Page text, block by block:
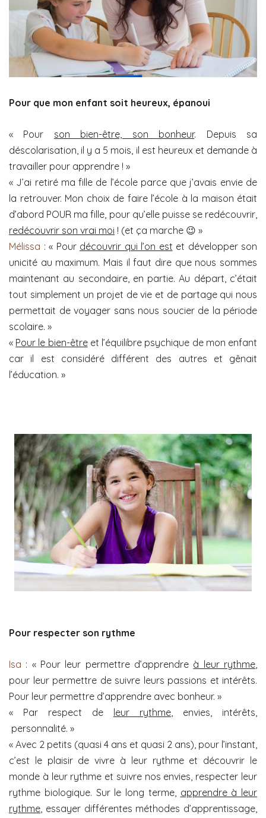
Pour que mon enfant soit heureux, épanoui
« Pour son bien-être, son bonheur. Depuis sa
déscolarisation, il y a 5 mois, il est heureux et demande à
travailler pour apprendre ! »
« J’ai retiré ma fille de l’école parce que j’avais envie de
la retrouver. Mon choix de faire l’école à la maison était
d’abord POUR ma fille, pour qu’elle puisse se redécouvrir,
redécouvrir son vrai moi ! (et ça marche 😉 »
Mélissa : « Pour découvrir qui l’on est et développer son
unicité au maximum. Mais il faut dire que nous sommes
maintenant au secondaire, en partie. Au départ, c’était
tout simplement un projet de vie et de partage qui nous
permettait de voyager sans nous soucier de la période
scolaire. »
« Pour le bien-êtreet l’équilibre psychique de mon enfant
car il est considéré différent des autres et gênait
l’éducation. »
Pour respecter son rythme
Isa : « Pour leur permettre d’apprendre à leur rythme,
pour leur permettre de suivre leurs passions et intérêts.
Pour leur permettre d’apprendre avec bonheur. »
« Par respect de leur rythme, envies, intérêts,
personnalité. »
« Avec 2 petits (quasi 4 ans et quasi 2 ans), pour l’instant,
c’est le plaisir de vivre à leur rythme et découvrir le
monde à leur rythme et suivre nos envies, respecter leur
rythme biologique. Sur le long terme, apprendre à leur
rythme, essayer différentes méthodes d’apprentissage,